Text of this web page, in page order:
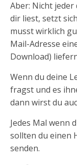
Aber: Nicht
dir liest, setzt
musst wirklich
Mail-Adresse
Download)
Wenn du deine
fragst und es
dann wirst du
Jedes Mal wenn
sollten du einen
senden.